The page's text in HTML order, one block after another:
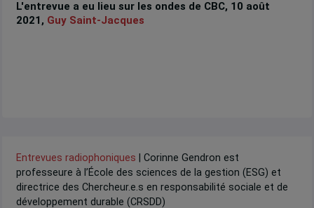
L'entrevue a eu lieu sur les ondes de CBC, 10 août
2021, Guy Saint-Jacques
Entrevues radiophoniques | Corinne Gendron est
professeure à l’École des sciences de la gestion (ESG) et
directrice des Chercheur.e.s en responsabilité sociale et de
développement durable (CRSDD)